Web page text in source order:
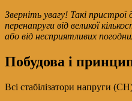
Зверніть увагу! Такі
перенапруги від великої
або від несприятливих
Побудова і принцип
Всі стабілізатори напруги